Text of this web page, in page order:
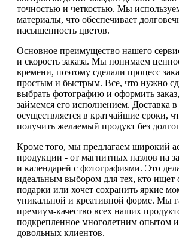
точностью и четкостью. Мы
материалы, что обеспечивает
насыщенность цветов.
Основное преимущество нашего
и скорость заказа. Мы понимаем
времени, поэтому сделали процесс
простым и быстрым. Все, что нужно
выбрать фотографию и оформить
займемся его исполнением. Доставка
осуществляется в кратчайшие сроки,
получить желаемый продукт без
Кроме того, мы предлагаем широкий
продукции - от магнитных пазлов на
и календарей с фотографиями. Это
идеальным выбором для тех, кто ищет
подарки или хочет сохранить яркие
уникальной и креативной форме. Мы
премиум-качество всех наших
подкрепленное многолетним опытом
довольных клиентов.